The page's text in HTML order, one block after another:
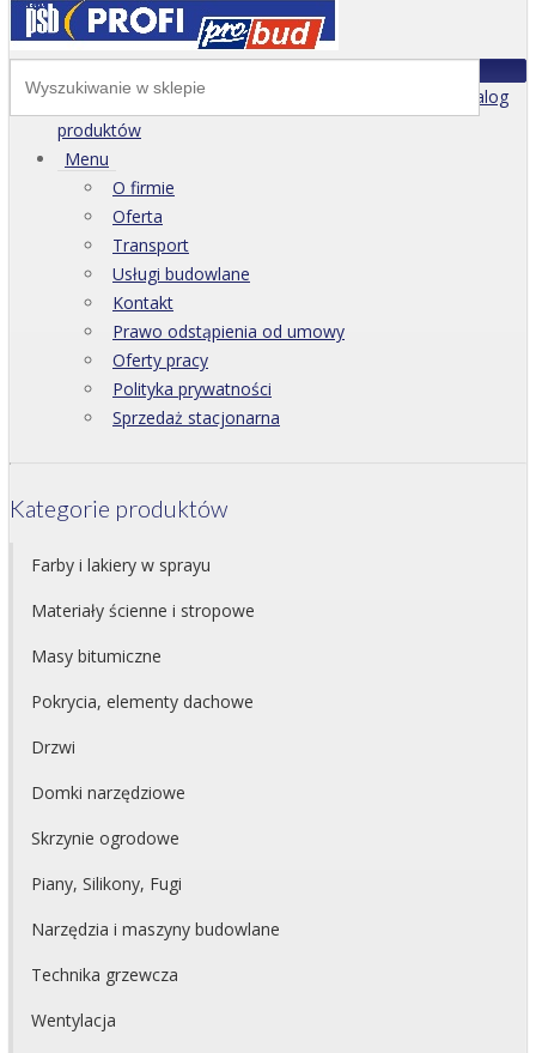
Katalog
produktów
Menu
O firmie
Oferta
Transport
Usługi budowlane
Kontakt
Prawo odstąpienia od umowy
Oferty pracy
Polityka prywatności
Sprzedaż stacjonarna
Kategorie produktów
Farby i lakiery w sprayu
Materiały ścienne i stropowe
Masy bitumiczne
Pokrycia, elementy dachowe
Drzwi
Domki narzędziowe
Skrzynie ogrodowe
Piany, Silikony, Fugi
Narzędzia i maszyny budowlane
Technika grzewcza
Wentylacja